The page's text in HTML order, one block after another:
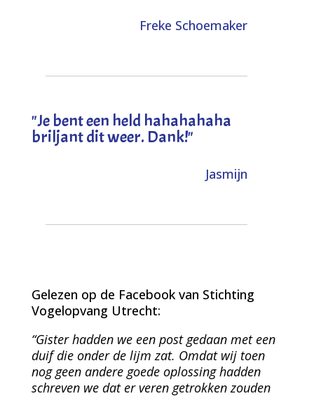
Freke Schoemaker
"Je bent een held hahahahaha
briljant dit weer. Dank!"
Jasmijn
Gelezen op de Facebook van Stichting
Vogelopvang Utrecht:
“Gister hadden we een post gedaan met een
duif die onder de lijm zat. Omdat wij toen
nog geen andere goede oplossing hadden
schreven we dat er veren getrokken zouden